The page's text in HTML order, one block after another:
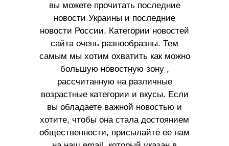
вы можете прочитать последние
новости Украины и последние
новости России. Категории новостей
сайта очень разнообразны. Тем
самым мы хотим охватить как можно
большую новостную зону ,
рассчитанную на различные
возрастные категории и вкусы. Если
вы обладаете важной новостью и
хотите, чтобы она стала достоянием
общественности, присылайте ее нам